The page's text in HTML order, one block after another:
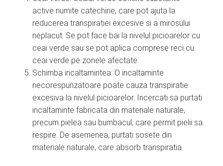
active numite catechine, care pot ajuta la
reducerea transpiratiei excesive si a mirosului
neplacut. Se pot face bai la nivelul picioarelor cu
ceai verde sau se pot aplica comprese reci cu
ceai verde pe zonele afectate.
Schimba incaltamintea: O incaltaminte
necorespunzatoare poate cauza transpiratie
excesiva la nivelul picioarelor. Incercati sa purtati
incaltaminte fabricata din materiale naturale,
precum pielea sau bumbacul, care permit pielii sa
respire. De asemenea, purtati sosete din
materiale naturale, care absorb transpiratia.